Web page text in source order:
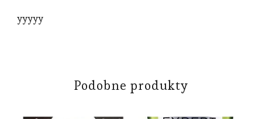
yyyyy
Podobne produkty